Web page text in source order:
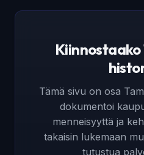
Tämä sivu on osa
dokumentoi
menneisyyttä ja
takaisin lukemaan
tutustua